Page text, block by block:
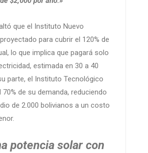
que el Instituto Nuevo
para cubrir el 120% de
lo que implica que pagará solo
estimada en 30 a 40
parte, el Instituto Tecnológico
de su demanda, reduciendo
de 2.000 bolivianos a un costo
potencia solar con